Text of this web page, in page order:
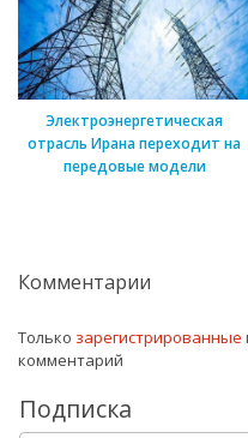
Электроэнергетическая
отрасль Ирана переходит на
передовые модели
Комментарии
Только зарегистрированные
комментарий
Подписка